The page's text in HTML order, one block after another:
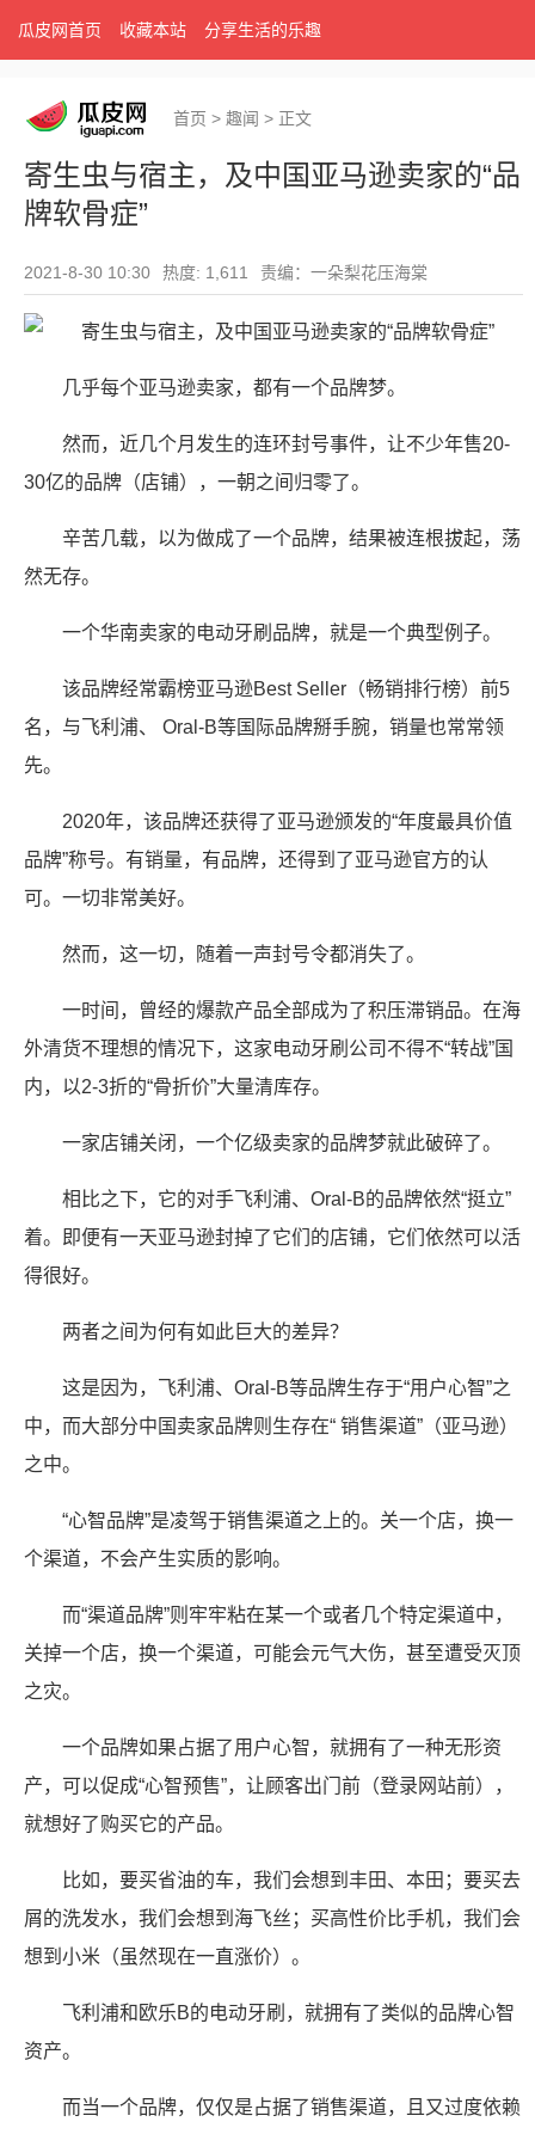
瓜皮网首页 收藏本站 分享生活的乐趣
首页 > 趣闻 > 正文
寄生虫与宿主，及中国亚马逊卖家的“品
牌软骨症”
2021-8-30 10:30 热度: 1,611 责编：一朵梨花压海棠
几乎每个亚马逊卖家，都有一个品牌梦。
然而，近几个月发生的连环封号事件，让不少年售20-
30亿的品牌（店铺），一朝之间归零了。
辛苦几载，以为做成了一个品牌，结果被连根拔起，荡
然无存。
一个华南卖家的电动牙刷品牌，就是一个典型例子。
该品牌经常霸榜亚马逊Best Seller（畅销排行榜）前5
名，与飞利浦、 Oral-B等国际品牌掰手腕，销量也常常领
先。
2020年，该品牌还获得了亚马逊颁发的“年度最具价值
品牌”称号。有销量，有品牌，还得到了亚马逊官方的认
可。一切非常美好。
然而，这一切，随着一声封号令都消失了。
一时间，曾经的爆款产品全部成为了积压滞销品。在海
外清货不理想的情况下，这家电动牙刷公司不得不“转战”国
内，以2-3折的“骨折价”大量清库存。
一家店铺关闭，一个亿级卖家的品牌梦就此破碎了。
相比之下，它的对手飞利浦、Oral-B的品牌依然“挺立”
着。即便有一天亚马逊封掉了它们的店铺，它们依然可以活
得很好。
两者之间为何有如此巨大的差异？
这是因为，飞利浦、Oral-B等品牌生存于“用户心智”之
中，而大部分中国卖家品牌则生存在“ 销售渠道”（亚马逊）
之中。
“心智品牌”是凌驾于销售渠道之上的。关一个店，换一
个渠道，不会产生实质的影响。
而“渠道品牌”则牢牢粘在某一个或者几个特定渠道中，
关掉一个店，换一个渠道，可能会元气大伤，甚至遭受灭顶
之灾。
一个品牌如果占据了用户心智，就拥有了一种无形资
产，可以促成“心智预售”，让顾客出门前（登录网站前），
就想好了购买它的产品。
比如，要买省油的车，我们会想到丰田、本田；要买去
屑的洗发水，我们会想到海飞丝；买高性价比手机，我们会
想到小米（虽然现在一直涨价）。
飞利浦和欧乐B的电动牙刷，就拥有了类似的品牌心智
资产。
而当一个品牌，仅仅是占据了销售渠道，且又过度依赖